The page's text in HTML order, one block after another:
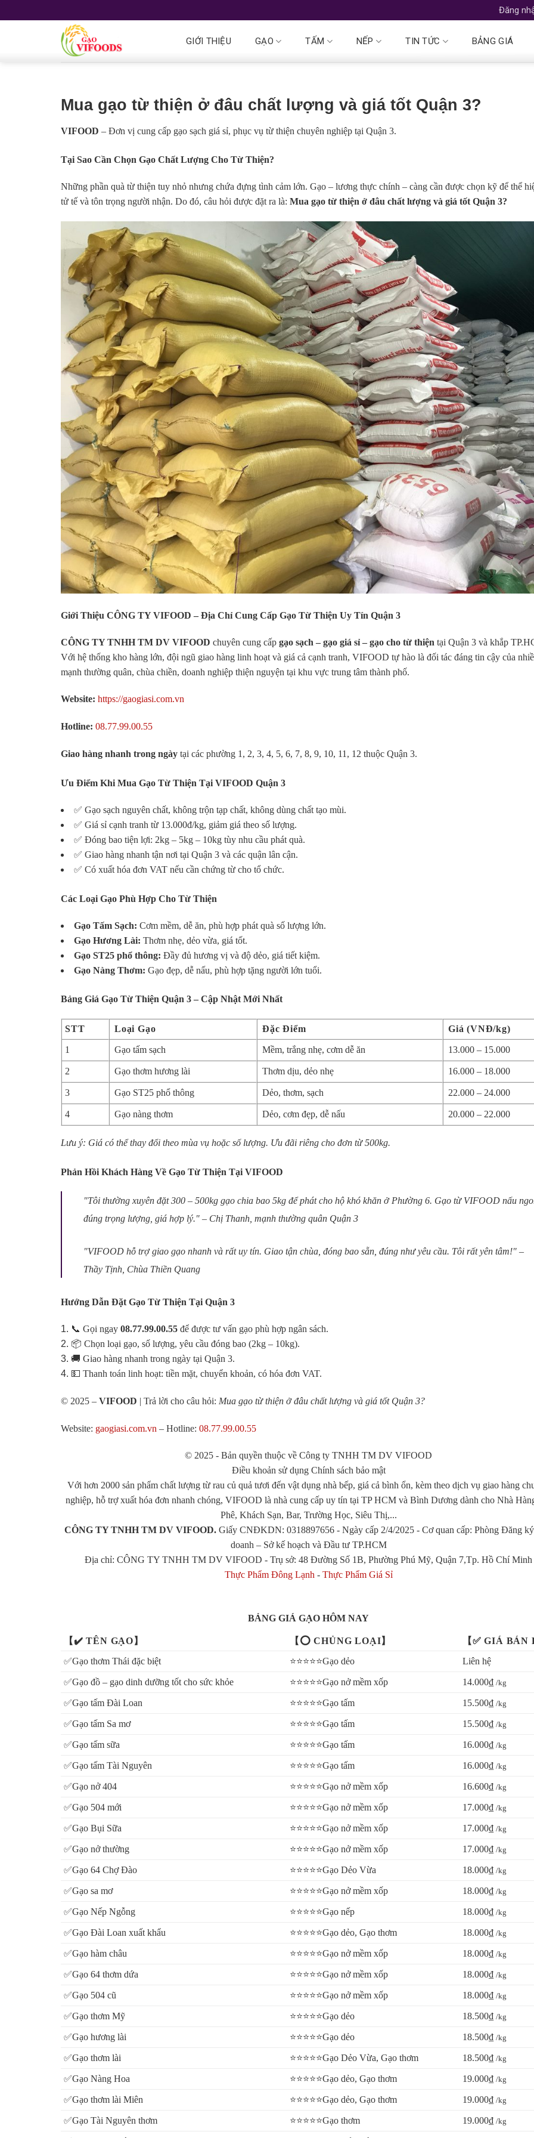
Đăng
GIỚI THIỆU GẠO TẤM NẾP TIN TỨC BẢNG GIÁ
Mua gạo từ thiện ở đâu chất lượng và giá tốt Quận 3?
VIFOOD – Đơn vị cung cấp gạo sạch giá sỉ, phục vụ từ thiện chuyên nghiệp tại Quận 3.
Tại Sao Cần Chọn Gạo Chất Lượng Cho Từ Thiện?
Những phần quà từ thiện tuy nhỏ nhưng chứa đựng tình cảm lớn. Gạo – lương thực chính – càng cần được chọn kỹ để thể
tử tế và tôn trọng người nhận. Do đó, câu hỏi được đặt ra là: Mua gạo từ thiện ở đâu chất lượng và giá tốt Quận 3?
Giới Thiệu CÔNG TY VIFOOD – Địa Chỉ Cung Cấp Gạo Từ Thiện Uy Tín Quận 3
CÔNG TY TNHH TM DV VIFOOD chuyên cung cấp gạo sạch – gạo giá sỉ – gạo cho từ thiện tại Quận 3 và khắp
Với hệ thống kho hàng lớn, đội ngũ giao hàng linh hoạt và giá cả cạnh tranh, VIFOOD tự hào là đối tác đáng tin cậy của
mạnh thường quân, chùa chiền, doanh nghiệp thiện nguyện tại khu vực trung tâm thành phố.
Website: https://gaogiasi.com.vn
Hotline: 08.77.99.00.55
Giao hàng nhanh trong ngày tại các phường 1, 2, 3, 4, 5, 6, 7, 8, 9, 10, 11, 12 thuộc Quận 3.
Ưu Điểm Khi Mua Gạo Từ Thiện Tại VIFOOD Quận 3
✅ Gạo sạch nguyên chất, không trộn tạp chất, không dùng chất tạo mùi.
✅ Giá sỉ cạnh tranh từ 13.000đ/kg, giảm giá theo số lượng.
✅ Đóng bao tiện lợi: 2kg – 5kg – 10kg tùy nhu cầu phát quà.
✅ Giao hàng nhanh tận nơi tại Quận 3 và các quận lân cận.
✅ Có xuất hóa đơn VAT nếu cần chứng từ cho tổ chức.
Các Loại Gạo Phù Hợp Cho Từ Thiện
Gạo Tấm Sạch: Cơm mềm, dễ ăn, phù hợp phát quà số lượng lớn.
Gạo Hương Lài: Thơm nhẹ, dẻo vừa, giá tốt.
Gạo ST25 phổ thông: Đầy đủ hương vị và độ dẻo, giá tiết kiệm.
Gạo Nàng Thơm: Gạo đẹp, dễ nấu, phù hợp tặng người lớn tuổi.
Bảng Giá Gạo Từ Thiện Quận 3 – Cập Nhật Mới Nhất
STT Loại Gạo Đặc Điểm Giá (VNĐ/kg)
1 Gạo tấm sạch Mềm, trắng nhẹ, cơm dễ ăn 13.000 – 15.000
2 Gạo thơm hương lài Thơm dịu, dẻo nhẹ 16.000 – 18.000
3 Gạo ST25 phổ thông Dẻo, thơm, sạch 22.000 – 24.000
4 Gạo nàng thơm Dẻo, cơm đẹp, dễ nấu 20.000 – 22.000
Lưu ý: Giá có thể thay đổi theo mùa vụ hoặc số lượng. Ưu đãi riêng cho đơn từ 500kg.
Phản Hồi Khách Hàng Về Gạo Từ Thiện Tại VIFOOD
"Tôi thường xuyên đặt 300 – 500kg gạo chia bao 5kg để phát cho hộ khó khăn ở Phường 6. Gạo từ VIFOOD nấu
đúng trọng lượng, giá hợp lý." – Chị Thanh, mạnh thường quân Quận 3
"VIFOOD hỗ trợ giao gạo nhanh và rất uy tín. Giao tận chùa, đóng bao sẵn, đúng như yêu cầu. Tôi rất yên tâm!" –
Thầy Tịnh, Chùa Thiền Quang
Hướng Dẫn Đặt Gạo Từ Thiện Tại Quận 3
📞 Gọi ngay 08.77.99.00.55 để được tư vấn gạo phù hợp ngân sách.
📦 Chọn loại gạo, số lượng, yêu cầu đóng bao (2kg – 10kg).
🚚 Giao hàng nhanh trong ngày tại Quận 3.
💵 Thanh toán linh hoạt: tiền mặt, chuyển khoản, có hóa đơn VAT.
© 2025 – VIFOOD | Trả lời cho câu hỏi: Mua gạo từ thiện ở đâu chất lượng và giá tốt Quận 3?
Website: gaogiasi.com.vn – Hotline: 08.77.99.00.55
© 2025 - Bản quyền thuộc về Công ty TNHH TM DV VIFOOD
Điều khoản sử dụng Chính sách bảo mật
Với hơn 2000 sản phẩm chất lượng từ rau củ quả tươi đến vật dụng nhà bếp, giá cả bình ổn, kèm theo dịch vụ giao hàng
nghiệp, hỗ trợ xuất hóa đơn nhanh chóng, VIFOOD là nhà cung cấp uy tín tại TP HCM và Bình Dương dành cho Nhà
Phê, Khách Sạn, Bar, Trường Học, Siêu Thị,...
CÔNG TY TNHH TM DV VIFOOD.Giấy CNĐKDN: 0318897656 - Ngày cấp 2/4/2025 - Cơ quan cấp: Phòng Đăng
doanh – Sở kế hoạch và Đầu tư TP.HCM
Địa chỉ: CÔNG TY TNHH TM DV VIFOOD - Trụ sở: 48 Đường Số 1B, Phường Phú Mỹ, Quận 7,Tp. Hồ Chí Minh
Thực Phẩm Đông Lạnh- Thực Phẩm Giá Sỉ
BẢNG GIÁ GẠO HÔM NAY
【✔️ TÊN GẠO】 【⭕ CHỦNG LOẠI】
【✅ GIÁ BÁN
✅Gạo thơm Thái đặc biệt
⭐⭐⭐⭐⭐Gạo dẻo Liên hệ
✅Gạo đồ – gạo dinh dưỡng tốt cho sức khỏe ⭐⭐⭐⭐⭐Gạo nở mềm xốp 14.000₫ /kg
✅Gạo tấm Đài Loan ⭐⭐⭐⭐⭐Gạo tấm 15.500₫ /kg
✅Gạo tấm Sa mơ ⭐⭐⭐⭐⭐Gạo tấm 15.500₫ /kg
✅Gạo tấm sữa ⭐⭐⭐⭐⭐Gạo tấm 16.000₫ /kg
✅Gạo tấm Tài Nguyên ⭐⭐⭐⭐⭐Gạo tấm 16.000₫ /kg
✅Gạo nở 404 ⭐⭐⭐⭐⭐Gạo nở mềm xốp 16.600₫ /kg
✅Gạo 504 mới ⭐⭐⭐⭐⭐Gạo nở mềm xốp 17.000₫ /kg
✅Gạo Bụi Sữa ⭐⭐⭐⭐⭐Gạo nở mềm xốp 17.000₫ /kg
✅Gạo nở thường ⭐⭐⭐⭐⭐Gạo nở mềm xốp 17.000₫ /kg
✅Gạo 64 Chợ Đào ⭐⭐⭐⭐⭐Gạo Dẻo Vừa 18.000₫ /kg
✅Gạo sa mơ ⭐⭐⭐⭐⭐Gạo nở mềm xốp 18.000₫ /kg
✅Gạo Nếp Ngỗng ⭐⭐⭐⭐⭐Gạo nếp 18.000₫ /kg
✅Gạo Đài Loan xuất khẩu ⭐⭐⭐⭐⭐Gạo dẻo, Gạo thơm 18.000₫ /kg
✅Gạo hàm châu ⭐⭐⭐⭐⭐Gạo nở mềm xốp 18.000₫ /kg
✅Gạo 64 thơm dứa ⭐⭐⭐⭐⭐Gạo nở mềm xốp 18.000₫ /kg
✅Gạo 504 cũ ⭐⭐⭐⭐⭐Gạo nở mềm xốp 18.000₫ /kg
✅Gạo thơm Mỹ ⭐⭐⭐⭐⭐Gạo dẻo 18.500₫ /kg
✅Gạo hương lài ⭐⭐⭐⭐⭐Gạo dẻo 18.500₫ /kg
✅Gạo thơm lài ⭐⭐⭐⭐⭐Gạo Dẻo Vừa, Gạo thơm 18.500₫ /kg
✅Gạo Nàng Hoa ⭐⭐⭐⭐⭐Gạo dẻo, Gạo thơm 19.000₫ /kg
✅Gạo thơm lài Miên ⭐⭐⭐⭐⭐Gạo dẻo, Gạo thơm 19.000₫ /kg
✅Gạo Tài Nguyên thơm ⭐⭐⭐⭐⭐Gạo thơm 19.000₫ /kg